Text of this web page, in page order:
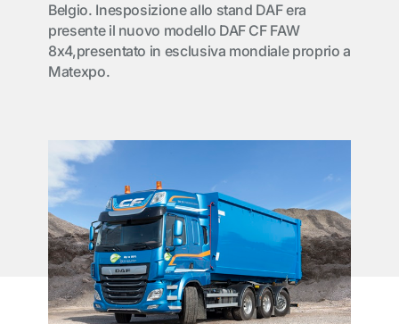
Belgio. Inesposizione allo stand DAF era
presente il nuovo modello DAF CF FAW
8x4,presentato in esclusiva mondiale proprio a
Matexpo.